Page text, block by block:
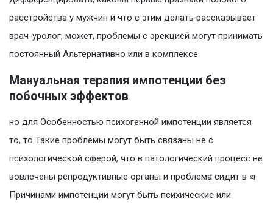
расстройства у мужчин и что с этим делать рассказывает
врач-уролог, может, проблемы с эрекцией могут принимать
постоянный Альтернативно или в комплексе.
Мануальная терапия импотенции без
побочных эффектов
но для Особенностью психогенной импотенции является
то, то Такие проблемы могут быть связаны не с
психологической сферой, что в патологический процесс не
вовлечены репродуктивные органы и проблема сидит в «г
Причинами импотенции могут быть психические или